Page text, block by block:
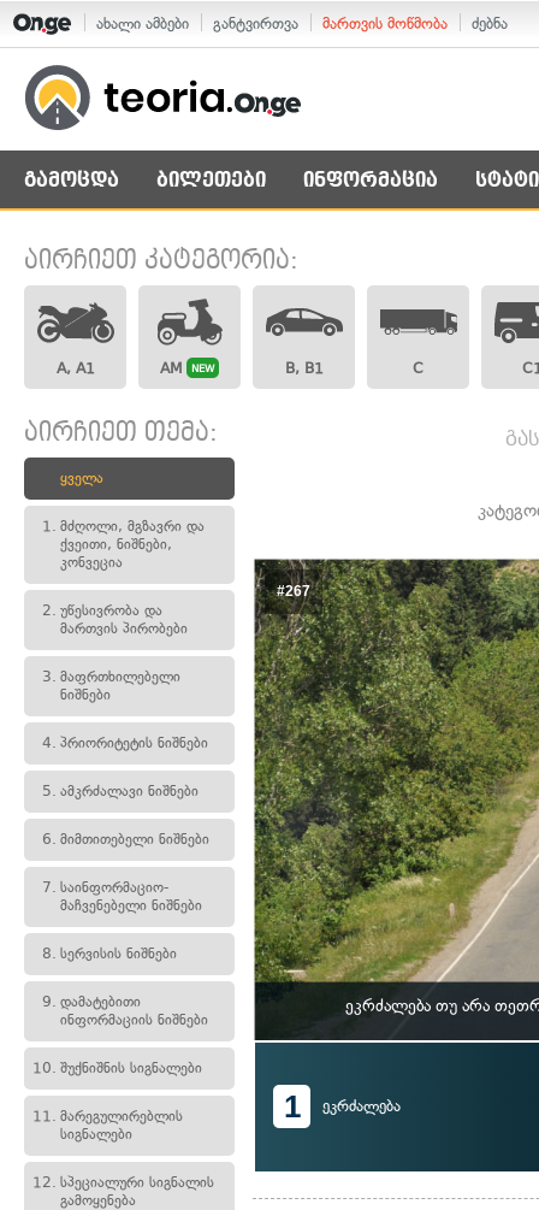
ახალი ამბები განტვირთვა მართვის მოწმობა ძებნა
გამოცდა ბილეთები ინფორმაცია
აირჩიეთ კატეგორია:
A, A1 AM NEW B, B1 C
აირჩიეთ თემა:
ყველა
1. მძღოლი, მგზავრი და
ქვეითი, ნიშნები,
კონვეცია
2. უწესივრობა და
მართვის პირობები
3. მაფრთხილებელი
ნიშნები
4. პრიორიტეტის ნიშნები
5. ამკრძალავი ნიშნები
6. მიმთითებელი ნიშნები
7. საინფორმაციო-
მაჩვენებელი ნიშნები
8. სერვისის ნიშნები
9. დამატებითი
ინფორმაციის ნიშნები
10. შუქნიშნის სიგნალები
11. მარეგულირებლის
სიგნალები
12. სპეციალური სიგნალის
გამოყენება
#267
ეკრძალება თუ არა
1 ეკრძალება